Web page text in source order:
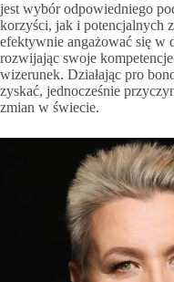
jest wybór odpowiedniego
korzyści, jak i potencjalnych
efektywnie angażować się w
rozwijając swoje
wizerunek. Działając pro
zyskać, jednocześnie
zmian w świecie.